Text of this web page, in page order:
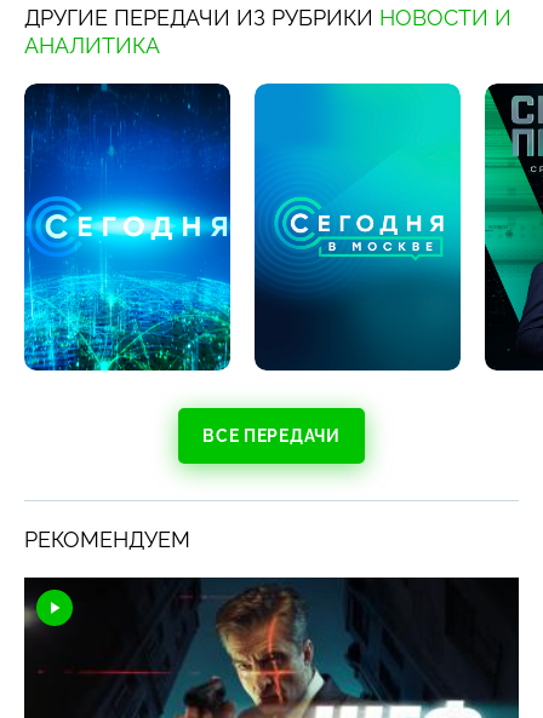
ДРУГИЕ ПЕРЕДАЧИ ИЗ РУБРИКИ НОВОСТИ И
АНАЛИТИКА
ВСЕ ПЕРЕДАЧИ
РЕКОМЕНДУЕМ